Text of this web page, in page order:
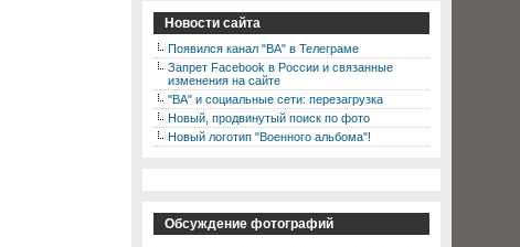
Новости сайта
Появился канал "ВА" в Телеграме
Запрет Facebook в России и связанные
изменения на сайте
"ВА" и социальные сети: перезагрузка
Новый, продвинутый поиск по фото
Новый логотип "Военного альбома"!
Обсуждение фотографий